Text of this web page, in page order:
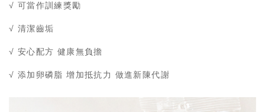
√ 可當作訓練獎勵
√ 清潔齒垢
√ 安心配方 健康無負擔
√ 添加卵磷脂 增加抵抗力 做進新陳代謝